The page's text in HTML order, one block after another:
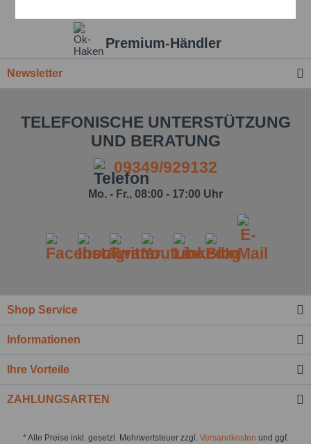
Premium-Händler
Newsletter
TELEFONISCHE UNTERSTÜTZUNG
UND BERATUNG
09349/929132
Mo. - Fr., 08:00 - 17:00 Uhr
Shop Service
Informationen
Ihre Vorteile
ZAHLUNGSARTEN
* Alle Preise inkl. gesetzl. Mehrwertsteuer zzgl. Versandkosten und ggf.
Einstellungen speichern